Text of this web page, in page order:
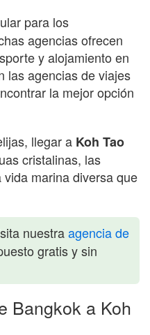
para los
agencias ofrecen
y alojamiento en
las agencias de viajes
la mejor opción
llegar a Koh Tao
cristalinas, las
marina diversa que
nuestraagencia de
gratis y sin
Bangkok a Koh